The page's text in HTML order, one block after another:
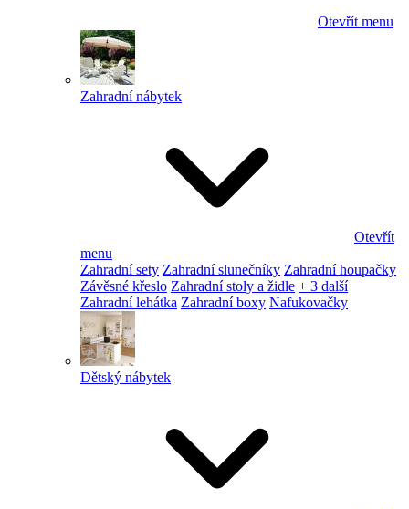
Otevřít menu
Zahradní nábytek
Otevřít
menu
Zahradní sety Zahradní slunečníky Zahradní houpačky
Závěsné křeslo Zahradní stoly a židle + 3 další
Zahradní lehátka Zahradní boxy Nafukovačky
Dětský nábytek